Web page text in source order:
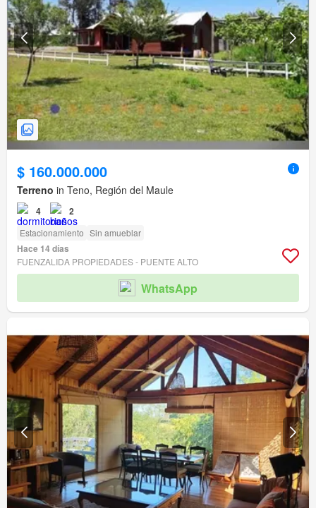
$ 160.000.000
Terreno in Teno, Región del Maule
4 2
Estacionamiento Sin amueblar
Hace 14 días
FUENZALIDA PROPIEDADES - PUENTE ALTO
WhatsApp